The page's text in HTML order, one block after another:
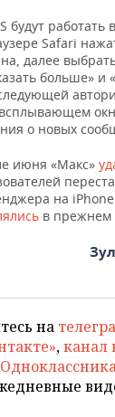
будут работать
Safari
далее
больше» и
о новых
июня «Макс»
на
в прежнем
на
,канал